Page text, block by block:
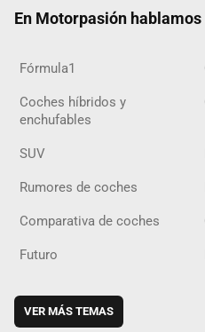
En Motorpasión hablamos
Fórmula1
Coches híbridos y
enchufables
SUV
Rumores de coches
Comparativa de coches
Futuro
VER MÁS TEMAS